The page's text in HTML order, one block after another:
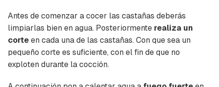
Antes de comenzar a cocer las castañas deberás
limpiarlas bien en agua. Posteriormente realiza un
corteen cada una de las castañas. Con que sea un
pequeño corte es suficiente, con el fin de que no
exploten durante la cocción.